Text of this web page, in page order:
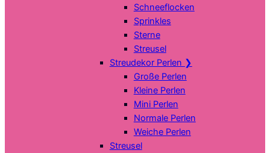
Schneeflocken
Sprinkles
Sterne
Streusel
Streudekor Perlen ❯
Große Perlen
Kleine Perlen
Mini Perlen
Normale Perlen
Weiche Perlen
Streusel